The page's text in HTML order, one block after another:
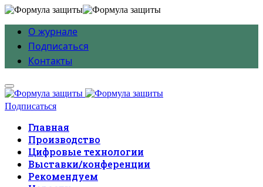
О журнале
Подписаться
Контакты
Подписаться
Главная
Производство
Цифровые технологии
Выставки/конференции
Рекомендуем